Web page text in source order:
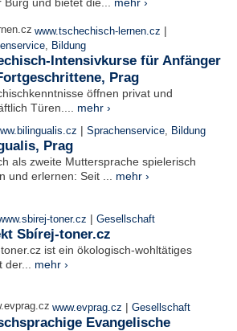
www.tschechisch-lernen.cz |
, Bildung
Intensivkurse für Anfänger
Prag
öffnen privat und
Türen.... mehr ›
| Sprachenservice, Bildung
Prag
als zweite Muttersprache spielerisch
und erlernen: Seit ... mehr ›
toner.cz | Gesellschaft
Sbírej-toner.cz
ist ein ökologisch-wohltätiges
der... mehr ›
www.evprag.cz | Gesellschaft
Evangelische